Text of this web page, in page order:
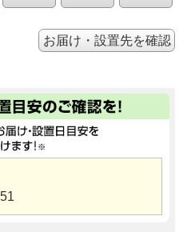
お届け・設置先を確認